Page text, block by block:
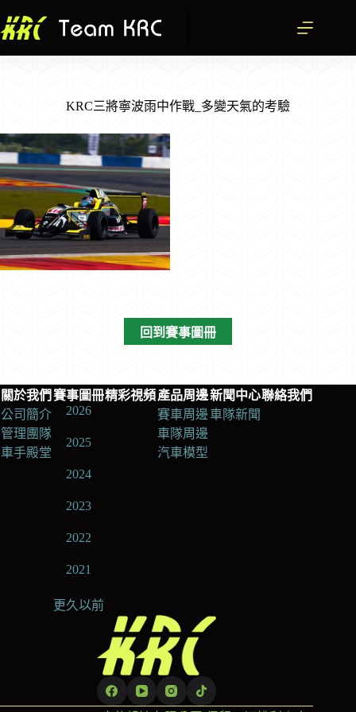
至
KRC三將寧波雨中作戰_多變天氣的考驗
回到賽事圖冊
關於我們
公司簡介
管理團隊
車手殿堂
賽事圖冊
2026
2025
2024
2023
2022
2021
更久以前
精彩視頻產品周邊
賽車周邊
車隊周邊
汽車模型
新聞中心
車隊新聞
聯絡我們